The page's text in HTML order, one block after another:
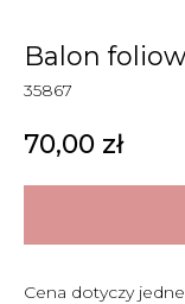
Balon
35867
70,00 zł
Cena dotyczy